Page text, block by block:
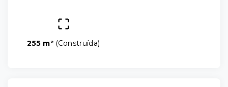
255 m² (Construída)